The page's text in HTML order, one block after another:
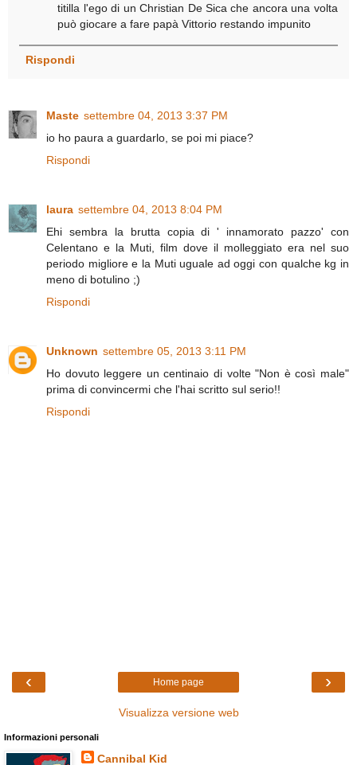
titilla l'ego di un Christian De Sica che ancora una volta
può giocare a fare papà Vittorio restando impunito
Rispondi
Maste settembre 04, 2013 3:37 PM
io ho paura a guardarlo, se poi mi piace?
Rispondi
laura settembre 04, 2013 8:04 PM
Ehi sembra la brutta copia di ' innamorato pazzo' con
Celentano e la Muti, film dove il molleggiato era nel suo
periodo migliore e la Muti uguale ad oggi con qualche kg in
meno di botulino ;)
Rispondi
Unknown settembre 05, 2013 3:11 PM
Ho dovuto leggere un centinaio di volte "Non è così male"
prima di convincermi che l'hai scritto sul serio!!
Rispondi
‹ ›
Home page
Visualizza versione web
Informazioni personali
Cannibal Kid